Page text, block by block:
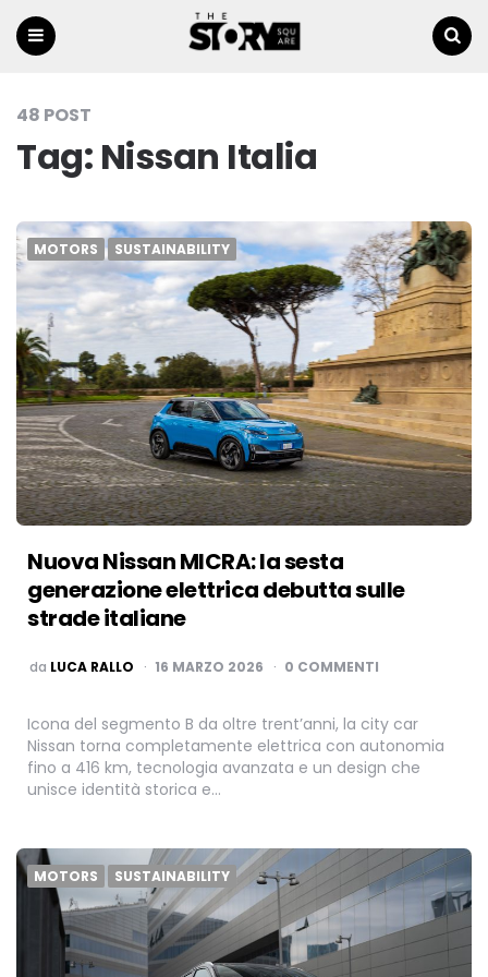
48 POST
Tag: Nissan Italia
MOTORS SUSTAINABILITY
Nuova Nissan MICRA: la sesta
generazione elettrica debutta sulle
strade italiane
PUBBLICATO
da LUCA RALLO 16 MARZO 2026 0 COMMENTI
Icona del segmento B da oltre trent’anni, la city car
Nissan torna completamente elettrica con autonomia
fino a 416 km, tecnologia avanzata e un design che
unisce identità storica e…
MOTORS SUSTAINABILITY